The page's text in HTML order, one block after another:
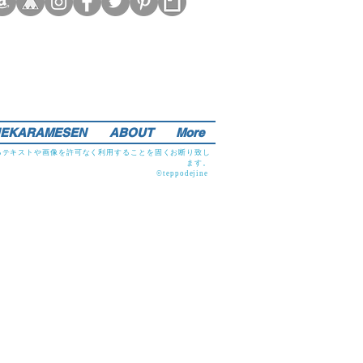
ABOUT More
キストや画像を許可なく利用することを固くお断り致し
ます。
©teppodejine